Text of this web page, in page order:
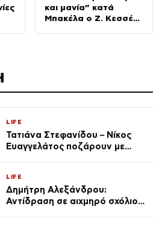
και μανία” κατά
Μπακέλα ο Ζ. Κεσσές
LIFE
Τατιάνα Στεφανίδου – Νίκος
Ευαγγελάτος ποζάρουν με
LIFE
Δημήτρη Αλεξάνδρου:
Αντίδραση σε αιχμηρό σχόλιο